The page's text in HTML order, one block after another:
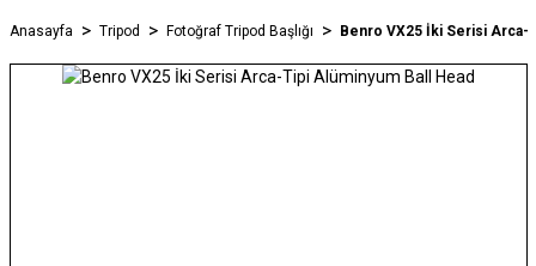
Anasayfa Tripod Fotoğraf Tripod Başlığı Benro VX25 İki Serisi Arca-